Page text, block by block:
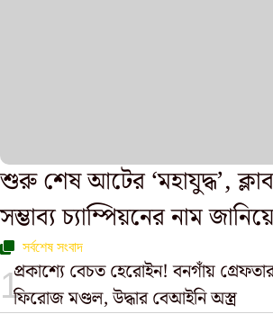
শুরু শেষ আটের ‘মহাযুদ্ধ’,
সম্ভাব্য চ্যাম্পিয়নের নাম
সর্বশেষ সংবাদ
প্রকাশ্যে বেচত হেরোইন! বনগাঁয় গ্রেফতার
ফিরোজ মণ্ডল, উদ্ধার বেআইনি অস্ত্র